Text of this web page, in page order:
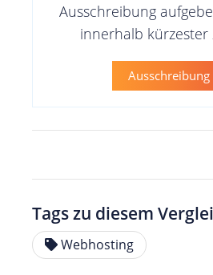
Ausschreibung
innerhalb kürzester
Ausschreibung
Tags zu diesem
Webhosting